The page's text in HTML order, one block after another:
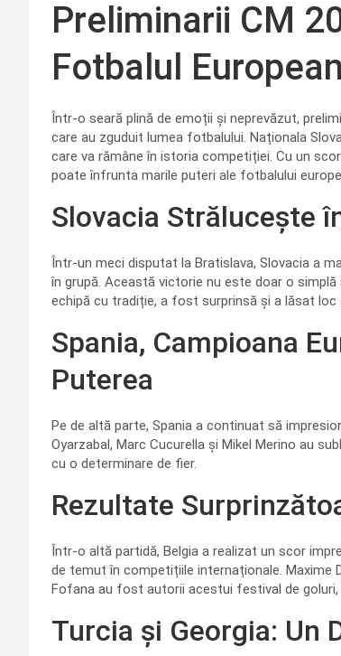
Preliminarii CM
Fotbalul European
Într-o seară plină de emoții și neprevăzut,
care au zguduit lumea fotbalului. Naționala
care va rămâne în istoria competiției. Cu un
poate înfrunta marile puteri ale fotbalului
Slovacia Strălucește
Într-un meci disputat la Bratislava, Slovacia a
în grupă. Această victorie nu este doar o
echipă cu tradiție, a fost surprinsă și a lăsat
Spania, Campioana
Puterea
Pe de altă parte, Spania a continuat să
Oyarzabal, Marc Cucurella și Mikel Merino au
cu o determinare de fier.
Rezultate
Într-o altă partidă, Belgia a realizat un scor
de temut în competițiile internaționale. Maxime
Fofana au fost autorii acestui festival de
Turcia și Georgia: Un